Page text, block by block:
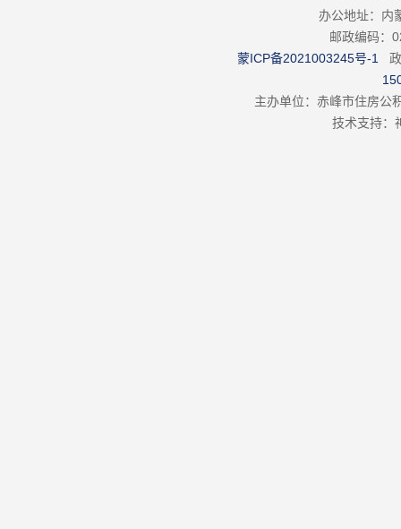
办公地址：内
邮政编码：
蒙ICP备2021003245号-1
主办单位：赤峰市住房公
技术支持：